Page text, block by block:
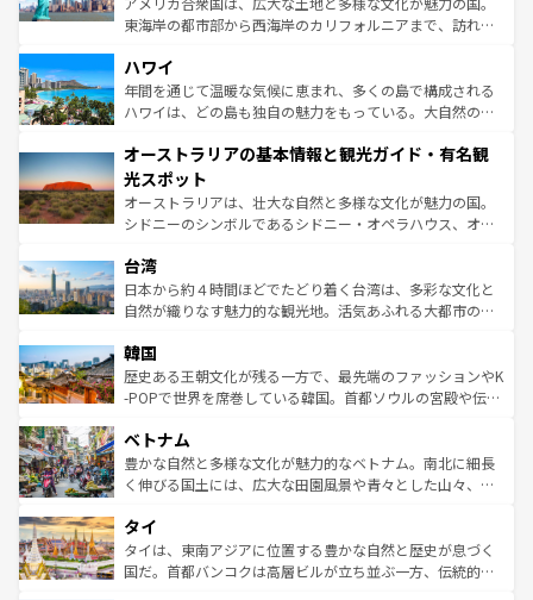
者向けの交通パス提供のサービスもあり、うまく活用すれ
着のスイス情報は
東海岸の都市部から西海岸のカリフォルニアまで、訪れる
のような巨大都市は、観光、ショッピング、エンターテイ
ンメントが詰まった刺激的なスポットだ。一方、アメリカ
西部には大自然が広がり、グランドキャニオンやイエロー
部のニューオーリンズでは、音楽と美食が融合した独特の
文化が魅力。旅行者はアメリカの各地域で異なる魅力を楽
しみながら、その多様性と豊かな歴史を感じることができ
るだろう。車でのロードトリップや列車の旅も、アメリカ
情報は
ハワイ
年間を通じて温暖な気候に恵まれ、多くの島で構成される
ハワイは、どの島も独自の魅力をもっている。大自然の神
ワイ島は見逃せない。また、定番の観光地といえばオアフ
島だが、静かな自然を求めるならマウイ島やカウアイ島が
おすすめ。エメラルドグリーンに輝く海をはじめ、豊かな
文化や歴史が息づいている。「アロハスピリット」と呼ば
人々、おいしいローカルフードやハワイアンミュージッ
ク、伝統的なフラダンスなど、すべてがハワイの魅力を彩
っている。訪れるたびに新しい発見と感動が待っているハ
はコンテンツ一覧
オーストラリアの基本情報と観光ガイド・有名観
光スポット
オーストラリアは、壮大な自然と多様な文化が魅力の国。
シドニーのシンボルであるシドニー・オペラハウス、オー
リアリーフや大陸中央部にそびえるウルル（エアーズロッ
ク）、タスマニアの美しい原生林やケアンズの熱帯雨林な
ど、見どころがたくさん。また、カフェやワイン、オージ
いる。アクティビティも充実しており、サーフィンやダイ
ビング、ハイキングなど、アウトドア好きにはたまらな
い。オーストラリアの多彩な魅力を存分に味わいつくそ
参照してほしい。
台湾
日本から約４時間ほどでたどり着く台湾は、多彩な文化と
自然が織りなす魅力的な観光地。活気あふれる大都市の台
ン）、静ひつな山岳地帯である台湾東部など、都市の喧騒
と山間の静けさが共存しており、訪れる人に新しい発見と
驚きをもたらしてくれる。また、奥深い台湾の食文化も魅
容にもいいと評判のスイーツなど、バラエティ豊かな料理
が味わえる。 なお、新着の台湾情報は コンテンツ一覧を参
照してほしい。
韓国
歴史ある王朝文化が残る一方で、最先端のファッションやK
-POPで世界を席巻している韓国。首都ソウルの宮殿や伝統
き、地方に足を延ばせば四季折々の自然美を楽しむことが
できる。そして、キムチや焼肉、絶品のストリートフード
まで、さまざまな韓国料理が待っている。夜には、韓国な
リティに包まれながら、韓国の多彩な魅力を心ゆくまで味
わってみてほしい。 なお、新着の韓国情報はコンテンツ一
覧を参照してほしい。
ベトナム
豊かな自然と多様な文化が魅力的なベトナム。南北に細長
く伸びる国土には、広大な田園風景や青々とした山々、世
急速な発展と共に伝統が息づく。ハノイの古い町並みやホ
ーチミン市のフランス統治時代の建物も、独特の雰囲気を
醸し出している。また、バラエティの豊かさとおいしさで
タイ
タイは、東南アジアに位置する豊かな自然と歴史が息づく
国だ。首都バンコクは高層ビルが立ち並ぶ一方、伝統的な